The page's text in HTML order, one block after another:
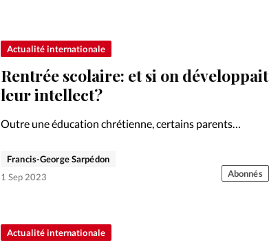
Actualité internationale
Rentrée scolaire: et si on développait
leur intellect?
Outre une éducation chrétienne, certains parents
Coup de projecteur.
Francis-George Sarpédon
1 Sep 2023
Abonnés
Actualité internationale